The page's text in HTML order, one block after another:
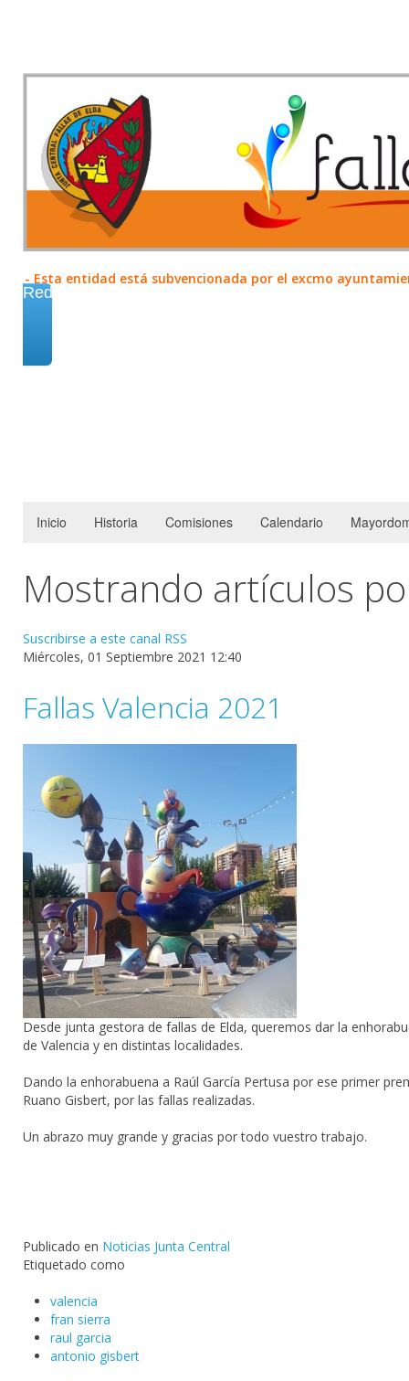
- Esta entidad está subvencionada por el excmo
Redes
Inicio Historia Comisiones Calendario
Mostrando artículos
Suscribirse a este canal RSS
Miércoles, 01 Septiembre 2021 12:40
Fallas Valencia 2021
Desde junta gestora de fallas de Elda, queremos dar la
de Valencia y en distintas localidades.
Dando la enhorabuena a Raúl García Pertusa por ese primer
Ruano Gisbert, por las fallas realizadas.
Un abrazo muy grande y gracias por todo vuestro trabajo.
Publicado en Noticias Junta Central
Etiquetado como
valencia
fran sierra
raul garcia
antonio gisbert